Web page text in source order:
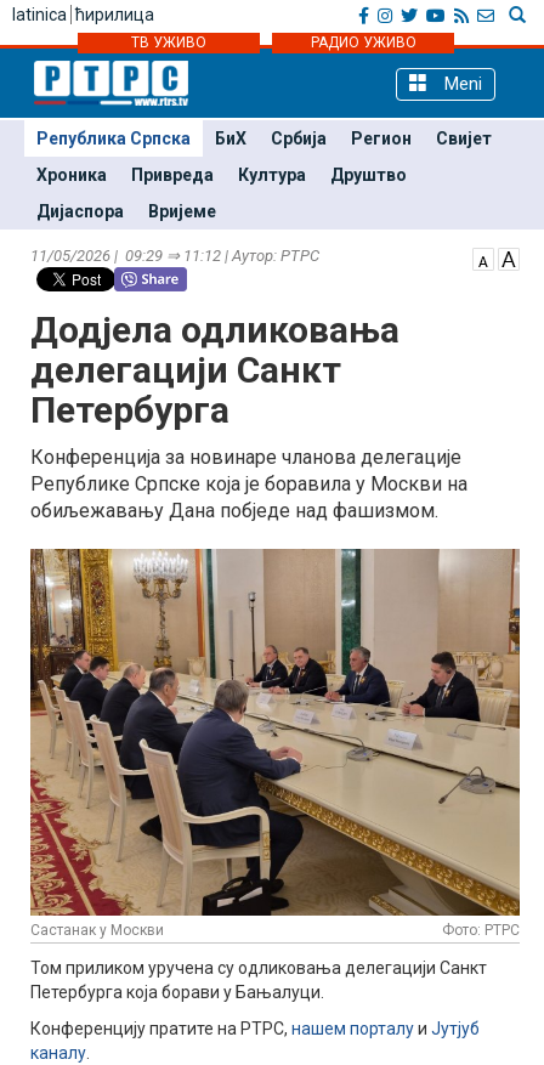
latinica ћирилица
ТВ УЖИВО РАДИО УЖИВО
Meni
Република Српска БиХ Србија Регион
Свијет
Хроника
Привреда Култура
Друштво
Дијаспора
Вријеме
11/05/2026 | 09:29 ⇒ 11:12 | Аутор: РТРС
Додјела одликовања
делегацији Санкт
Петербурга
Конференција за новинаре чланова делегације
Републике Српске која је боравила у Москви на
обиљежавању Дана побједе над фашизмом.
Састанак у Москви Фото: РТРС
Том приликом уручена су одликовања делегацији Санкт
Петербурга која борави у Бањалуци.
Конференцију пратите на РТРС, нашем порталуи Јутјуб
каналу